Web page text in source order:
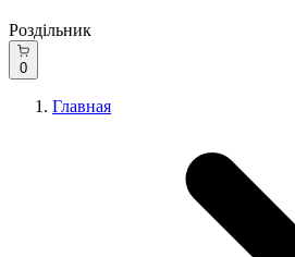
Роздільник
0
Главная